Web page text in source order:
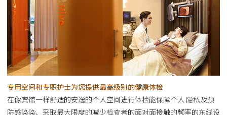
专用空间和专职护士为您提供最高级别的健康体检
在像宾馆一样舒适的安逸的个人空间进行体检能保障个人 隐私及预
防感染染、采取最大限度的减少检查者的面对面接触的频率的东线设